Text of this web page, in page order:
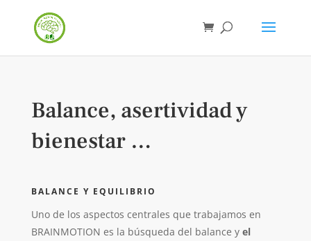
Balance, asertividad y
bienestar …
BALANCE Y EQUILIBRIO
Uno de los aspectos centrales que trabajamos en
BRAINMOTION es la búsqueda del balance y el